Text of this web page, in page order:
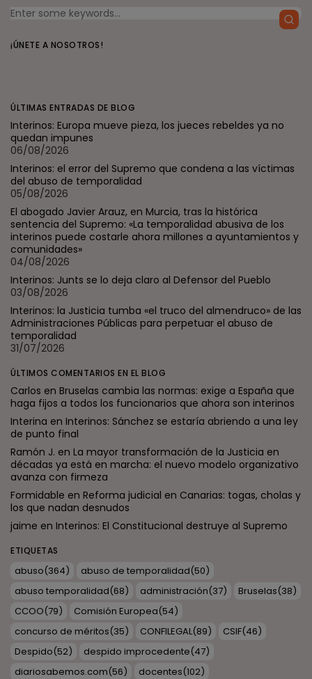
¡ÚNETE A NOSOTROS!
ÚLTIMAS ENTRADAS DE BLOG
Interinos: Europa mueve pieza, los jueces rebeldes ya no
quedan impunes
06/08/2026
Interinos: el error del Supremo que condena a las víctimas
del abuso de temporalidad
05/08/2026
El abogado Javier Arauz, en Murcia, tras la histórica
sentencia del Supremo: «La temporalidad abusiva de los
interinos puede costarle ahora millones a ayuntamientos y
comunidades»
04/08/2026
Interinos: Junts se lo deja claro al Defensor del Pueblo
03/08/2026
Interinos: la Justicia tumba «el truco del almendruco» de las
Administraciones Públicas para perpetuar el abuso de
temporalidad
31/07/2026
ÚLTIMOS COMENTARIOS EN EL BLOG
Carlos en Bruselas cambia las normas: exige a España que
haga fijos a todos los funcionarios que ahora son interinos
Interina en Interinos: Sánchez se estaría abriendo a una ley
de punto final
Ramón J. en La mayor transformación de la Justicia en
décadas ya está en marcha: el nuevo modelo organizativo
avanza con firmeza
Formidable en Reforma judicial en Canarias: togas, cholas y
los que nadan desnudos
jaime en Interinos: El Constitucional destruye al Supremo
ETIQUETAS
abuso(364) abuso de temporalidad(50)
abuso temporalidad(68) administración(37) Bruselas(38)
CCOO(79) Comisión Europea(54)
concurso de méritos(35) CONFILEGAL(89) CSIF(46)
Despido(52) despido improcedente(47)
diariosabemos.com(56) docentes(102)